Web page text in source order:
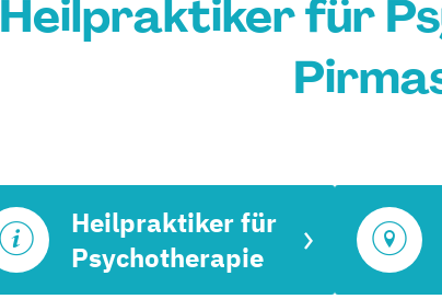
Heilpraktiker für
Heilpraktiker für
Psychotherapie